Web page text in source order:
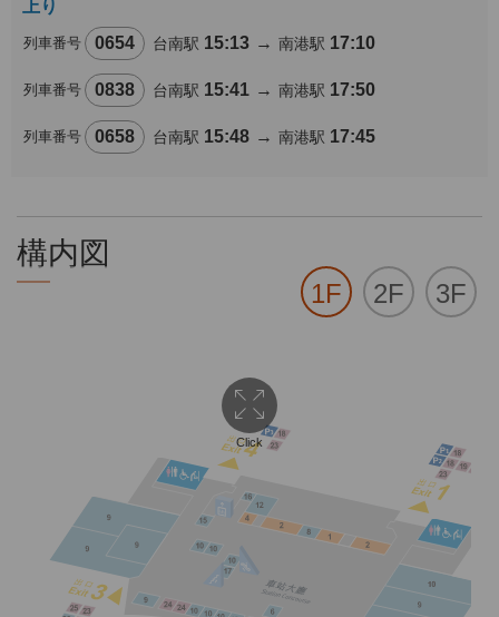
上り
列車番号 0654 台南駅 15:13 → 南港駅 17:10
列車番号 0838 台南駅 15:41 → 南港駅 17:50
列車番号 0658 台南駅 15:48 → 南港駅 17:45
構内図
1F 2F 3F
Click